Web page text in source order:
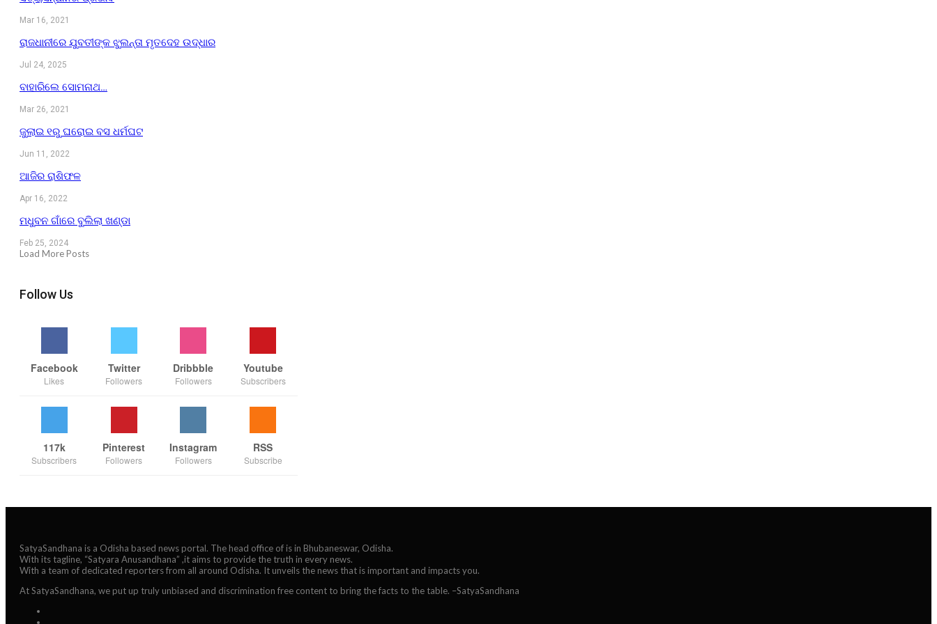
Mar 16, 2021
ରାଜଧାନୀରେ ଯୁବତୀଙ୍କ ଝୁଲନ୍ତା ମୃତଦେହ ଉଦ୍ଧାର
Jul 24, 2025
ବାହାରିଲେ ସୋମନାଥ…
Mar 26, 2021
ଜୁଲାଇ ୧ରୁ ଘରୋଇ ବସ ଧର୍ମଘଟ
Jun 11, 2022
ଆଜିର ରାଶିଫଳ
Apr 16, 2022
ମଧୁବନ ଗାଁରେ ବୁଲିଲା ଖଣ୍ଡା
Feb 25, 2024
Load More Posts
Follow Us
Facebook
Likes
Twitter
Followers
Dribbble
Followers
Youtube
Subscribers
117k
Subscribers
Pinterest
Followers
Instagram
Followers
RSS
Subscribe
SatyaSandhana is a Odisha based news portal. The head office of is in Bhubaneswar, Odisha.
With its tagline, “Satyara Anusandhana” ,it aims to provide the truth in every news.
With a team of dedicated reporters from all around Odisha. It unveils the news that is important and impacts you.
At SatyaSandhana, we put up truly unbiased and discrimination free content to bring the facts to the table. –SatyaSandhana